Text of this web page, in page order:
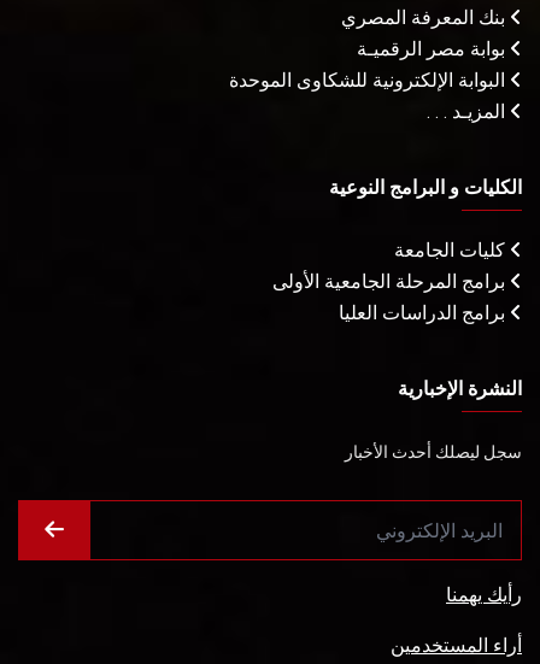
بنك المعرفة المصري
بوابة مصر الرقميـة
البوابة الإلكترونية للشكاوى الموحدة
المزيـد . . .
الكليات و البرامج النوعية
كليات الجامعة
برامج المرحلة الجامعية الأولى
برامج الدراسات العليا
النشرة الإخبارية
سجل ليصلك أحدث الأخبار
رأيك يهمنا
أراء المستخدمين